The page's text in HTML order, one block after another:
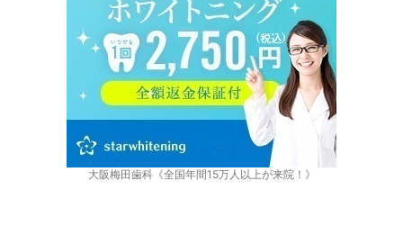
大阪梅田歯科《全国年間15万人以上が来院！》